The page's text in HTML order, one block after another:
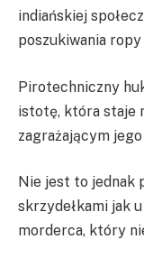
indiańskiej
poszukiwania
Pirotechniczny
istotę, która staje
zagrażającym
Nie jest to jednak
skrzydełkami jak
morderca, który